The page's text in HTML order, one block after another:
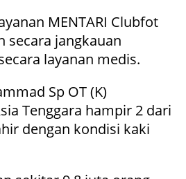
MENTARI Clubfot
secara jangkauan
layanan medis.
Sp OT (K)
Tenggara hampir 2 dari
dengan kondisi kaki